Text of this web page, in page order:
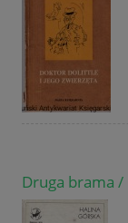
Druga brama /